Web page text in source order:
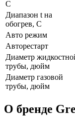
С
Диапазон t на
обогрев, С
Авто режим
Авторестарт
Диаметр
трубы, дюйм
Диаметр газовой
трубы, дюйм
О бренде